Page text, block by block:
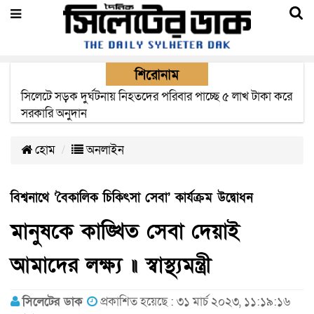
শিরোনাম
সিলেটে সড়ক দুর্ঘটনায় নিহতদের পরিবার পাচ্ছে ৫ লাখ টাকা করে
সরকারি অনুদান
হোম অনলাইন
বিশ্বনাথে ‘বৈকালিক চিকিৎসা সেবা’ কার্যক্রম উদ্বোধন
মানুষকে কাঙ্খিত সেবা দেয়াই
আমাদের লক্ষ্য ॥ স্বাস্থ্যমন্ত্রী
সিলেটের ডাক
প্রকাশিত হয়েছে : ৩১ মার্চ ২০২৩, ১১:১৯:১৬